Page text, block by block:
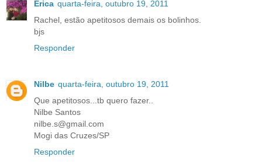
Érica quarta-feira, outubro 19, 2011
Rachel, estão apetitosos demais os bolinhos.
bjs
Responder
Nilbe quarta-feira, outubro 19, 2011
Que apetitosos...tb quero fazer..
Nilbe Santos
nilbe.s@gmail.com
Mogi das Cruzes/SP
Responder